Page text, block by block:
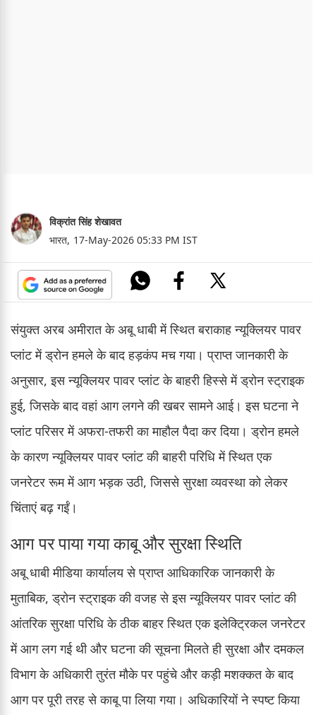
विक्रांत सिंह शेखावत
भारत, 17-May-2026 05:33 PM IST
संयुक्त अरब अमीरात के अबू धाबी में स्थित बराकाह न्यूक्लियर पावर
प्लांट में ड्रोन हमले के बाद हड़कंप मच गया। प्राप्त जानकारी के
अनुसार, इस न्यूक्लियर पावर प्लांट के बाहरी हिस्से में ड्रोन स्ट्राइक
हुई, जिसके बाद वहां आग लगने की खबर सामने आई। इस घटना ने
प्लांट परिसर में अफरा-तफरी का माहौल पैदा कर दिया। ड्रोन हमले
के कारण न्यूक्लियर पावर प्लांट की बाहरी परिधि में स्थित एक
जनरेटर रूम में आग भड़क उठी, जिससे सुरक्षा व्यवस्था को लेकर
चिंताएं बढ़ गईं।
आग पर पाया गया काबू और सुरक्षा स्थिति
अबू धाबी मीडिया कार्यालय से प्राप्त आधिकारिक जानकारी के
मुताबिक, ड्रोन स्ट्राइक की वजह से इस न्यूक्लियर पावर प्लांट की
आंतरिक सुरक्षा परिधि के ठीक बाहर स्थित एक इलेक्ट्रिकल जनरेटर
में आग लग गई थी और घटना की सूचना मिलते ही सुरक्षा और दमकल
विभाग के अधिकारी तुरंत मौके पर पहुंचे और कड़ी मशक्कत के बाद
आग पर पूरी तरह से काबू पा लिया गया। अधिकारियों ने स्पष्ट किया